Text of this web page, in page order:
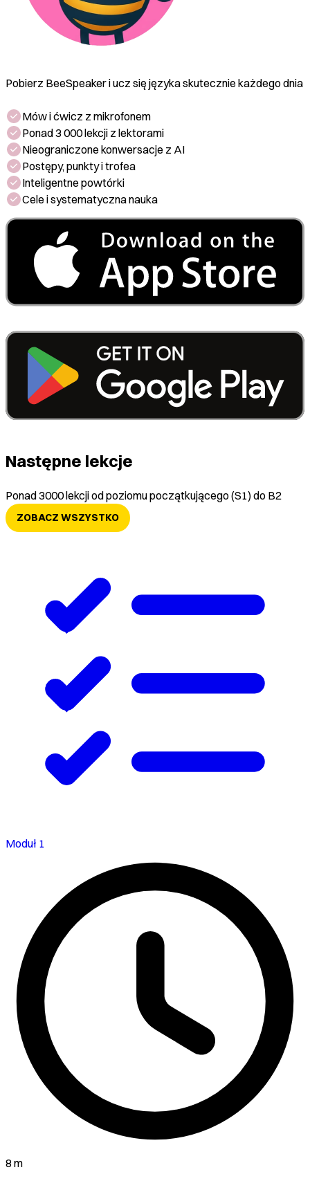
Pobierz BeeSpeaker i ucz się języka skutecznie każdego dnia
Mów i ćwicz z mikrofonem
Ponad 3 000 lekcji z lektorami
Nieograniczone konwersacje z AI
Postępy, punkty i trofea
Inteligentne powtórki
Cele i systematyczna nauka
Następne lekcje
Ponad 3000 lekcji od poziomu początkującego (S1) do B2
ZOBACZ WSZYSTKO
Moduł 1
8 m